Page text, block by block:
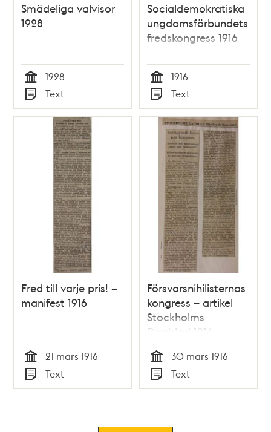
Smädeliga valvisor
1928
Tid
1928
Typ
Text
Socialdemokratiska
ungdomsförbundets
fredskongress 1916
Tid
1916
Typ
Text
Fred till varje pris! –
manifest 1916
Tid
21 mars 1916
Typ
Text
Försvarsnihilisternas
kongress – artikel
Stockholms
Dagblad 1916
Tid
30 mars 1916
Typ
Text